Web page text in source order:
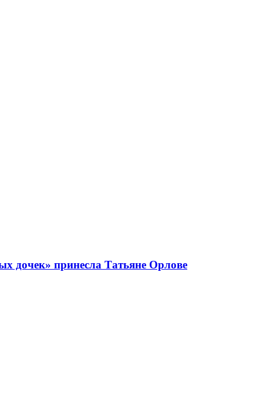
дочек» принесла Татьяне Орлове